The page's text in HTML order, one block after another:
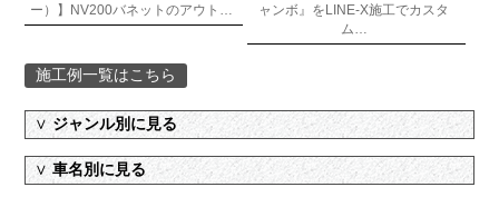
ー）】NV200バネットのアウト…
ャンボ』をLINE-X施工でカスタ
ム…
施工例一覧はこちら
∨ジャンル別に見る
∨車名別に見る